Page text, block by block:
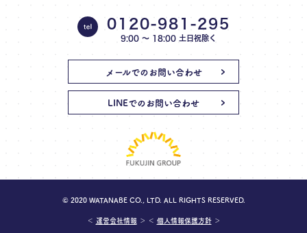
0120-981-295
9:00 〜 18:00 土日祝除く
メールでのお問い合わせ
LINEでのお問い合わせ
© 2020 WATANABE CO., LTD. ALL RIGHTS RESERVED.
＜ 運営会社情報 ＞ ＜ 個人情報保護方針＞